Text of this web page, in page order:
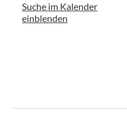
Suche im Kalender
einblenden